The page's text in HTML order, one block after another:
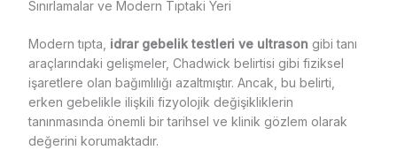
Sınırlamalar ve Modern Tıptaki Yeri
Modern tıpta, idrar gebelik testleri ve ultrason gibi tanı
araçlarındaki gelişmeler, Chadwick belirtisi gibi fiziksel
işaretlere olan bağımlılığı azaltmıştır. Ancak, bu belirti,
erken gebelikle ilişkili fizyolojik değişikliklerin
tanınmasında önemli bir tarihsel ve klinik gözlem olarak
değerini korumaktadır.